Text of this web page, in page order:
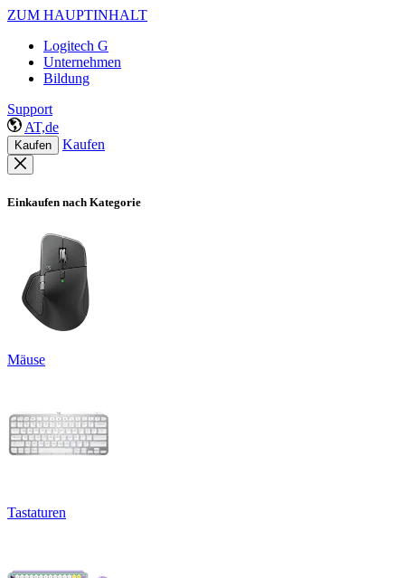
ZUM HAUPTINHALT
Logitech G
Unternehmen
Bildung
Support
AT,de
Kaufen Kaufen
Einkaufen nach Kategorie
Mäuse
Tastaturen